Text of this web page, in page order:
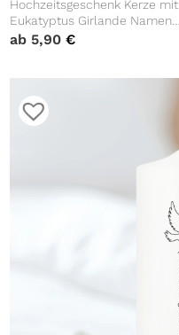
Hochzeitsgeschenk Kerze mit
Eukatyptus Girlande Namen
und Datum Geschenk zur
ab 5,90€